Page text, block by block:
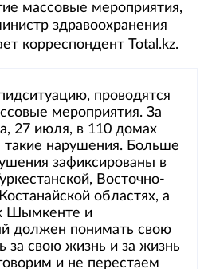
массовые мероприятия,
здравоохранения
корреспондент Total.kz.
проводятся
мероприятия. За
27 июля, в 110 домах
нарушения. Больше
зафиксированы в
Восточно-
областях, а
Шымкенте и
должен понимать свою
за свою жизнь и за жизнь
и не перестаем